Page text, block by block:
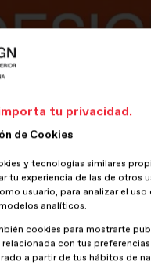
abiertas las
Premios TFM
importa tu privacidad.
de Cookies
y tecnologías similares
tu experiencia de las de otros
usuario, para analizar el uso
analíticos.
cookies para mostrarte
con tus
a partir de tus hábitos de